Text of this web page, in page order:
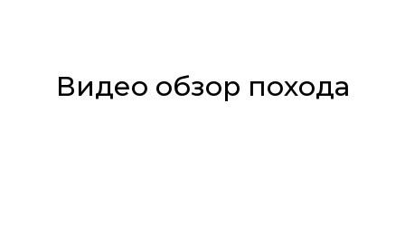
Видео обзор похода